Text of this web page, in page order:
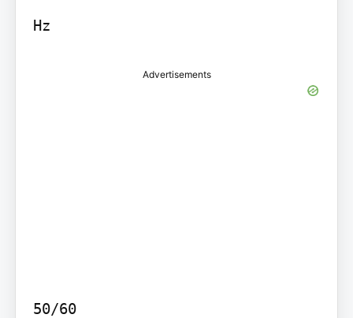
Advertisements
50/60